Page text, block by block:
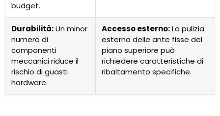
budget.
Durabilità:Un minor
numero di
componenti
meccanici riduce il
rischio di guasti
hardware.
Accesso esterno:La pulizia
esterna delle ante fisse del
piano superiore può
richiedere caratteristiche di
ribaltamento specifiche.